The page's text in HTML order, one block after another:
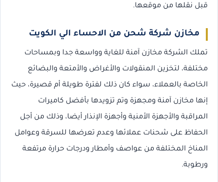
قبل نقلها من موقعها.
مخازن شركة شحن من الاحساء الي الكويت
تملك الشركة مخازن آمنة للغاية وواسعة جدا وبمساحات
مختلفة، لتخزين المنقولات والأغراض والأمتعة والبضائع
الخاصة بالعملاء، سواء كان ذلك لفترة طويلة أم قصيرة، حيث
إنها مخازن آمنة ومجهزة وتم تزويدها بأفضل كاميرات
المراقبة والأجهزة الأمنية وأجهزة الإنذار أيضا، وذلك من أجل
الحفاظ على شحنات عملائها وعدم تعرضها للسرقة وعوامل
المناخ المختلفة من عواصف وأمطار ودرجات حرارة مرتفعة
ورطوبة.